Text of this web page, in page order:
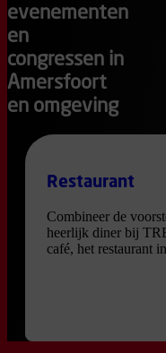
evenementen
en
congressen in
Amersfoort
en omgeving
Restaurant
Combineer de
heerlijk diner bij
café, het restaurant